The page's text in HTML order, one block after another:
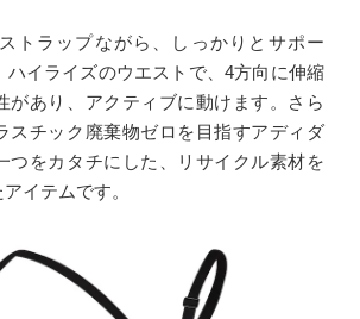
トラップながら、しっかりとサポー
ハイライズのウエストで、4方向に伸縮
があり、アクティブに動けます。さら
スチック廃棄物ゼロを目指すアディダ
つをカタチにした、リサイクル素材を
イテムです。